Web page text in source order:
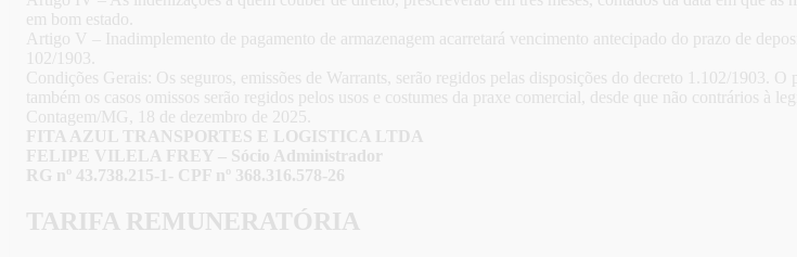
em bom estado.
Artigo V – Inadimplemento de pagamento de armazenagem acarretará vencimento antecipado do prazo de
102/1903.
Condições Gerais: Os seguros, emissões de Warrants, serão regidos pelas disposições do decreto 1.102/1903.
também os casos omissos serão regidos pelos usos e costumes da praxe comercial, desde que não contrários à
Contagem/MG, 18 de dezembro de 2025.
FITA AZUL TRANSPORTES E LOGISTICA LTDA
FELIPE VILELA FREY – Sócio Administrador
RG nº 43.738.215-1- CPF nº 368.316.578-26
TARIFA REMUNERATÓRIA